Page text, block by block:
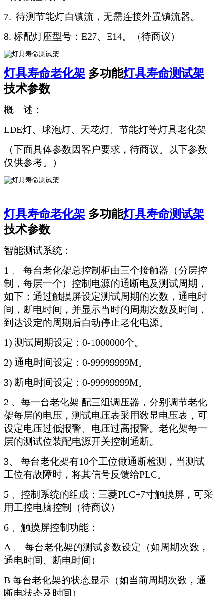
7. 待测节能灯自镇流，无需连接外置镇流器。
8. 标配灯座型号：E27、E14。（待商议）
灯具寿命老化架 多功能灯具寿命测试架
技术参数
概 述：
LDE灯、球泡灯、天花灯、节能灯等灯具老化架
（下面具体参数因客户要求，待商议。以下参数
仅供参考。）
灯具寿命老化架 多功能灯具寿命测试架
技术参数
智能测试系统：
1 、 每台老化架总控制柜由三个接触器（分层控
制，每层一个）控制电源的通断电及测试周期，
如下：通过触摸屏设定测试周期的次数，通电时
间，断电时间，并显示当时的周期次数及时间，
到达设定的周期后自动停止老化电源。
1) 测试周期设定：0-1000000个。
2) 通电时间设定：0-99999999M。
3) 断电时间设定：0-99999999M。
2 、每一台老化架 配三组调压器，分别调节老化
架每层的电压，测试电压表采用数显电压表，可
设定电压过低报警、电压过高报警。老化架每一
层的测试位装配电源开关控制通断。
3、 每台老化架有10个工位做通断检测，当测试
工位有故障时，将其信号反馈给PLC。
5 、控制系统的组成：三菱PLC+7寸触摸屏，可采
用工控电脑控制（待商议）
6 、触摸屏控制功能：
A 、 每台老化架的测试参数设定（如周期次数，
通电时间、断电时间）
B 每台老化架的状态显示（如当前周期次数，通
断电状态及时间）